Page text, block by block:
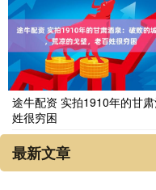
途牛配资 实拍1910年的甘
姓很穷困
最新文章